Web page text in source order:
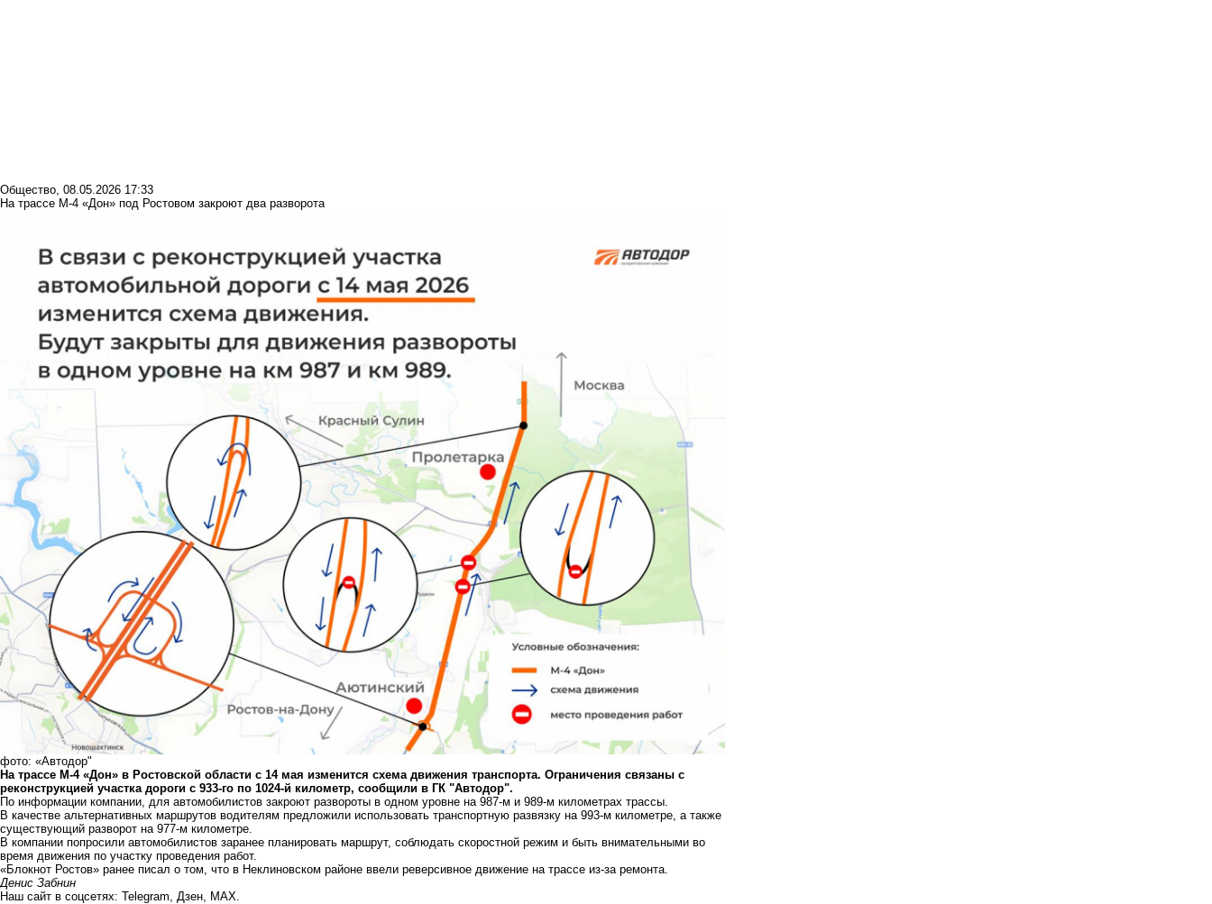
Общество, 08.05.2026 17:33
На трассе М-4 «Дон» под Ростовом закроют два разворота
фото: «Автодор"
На трассе М-4 «Дон» в Ростовской области с 14 мая изменится схема движения транспорта. Ограничения связаны с
реконструкцией участка дороги с 933-го по 1024-й километр, сообщили в ГК "Автодор".
По информации компании, для автомобилистов закроют развороты в одном уровне на 987-м и 989-м километрах трассы.
В качестве альтернативных маршрутов водителям предложили использовать транспортную развязку на 993-м километре, а также
существующий разворот на 977-м километре.
В компании попросили автомобилистов заранее планировать маршрут, соблюдать скоростной режим и быть внимательными во
время движения по участку проведения работ.
«Блокнот Ростов» ранее писал о том, что в Неклиновском районе ввели реверсивное движение на трассе из-за ремонта.
Денис Забнин
Наш сайт в соцсетях: Telegram Дзен MAX